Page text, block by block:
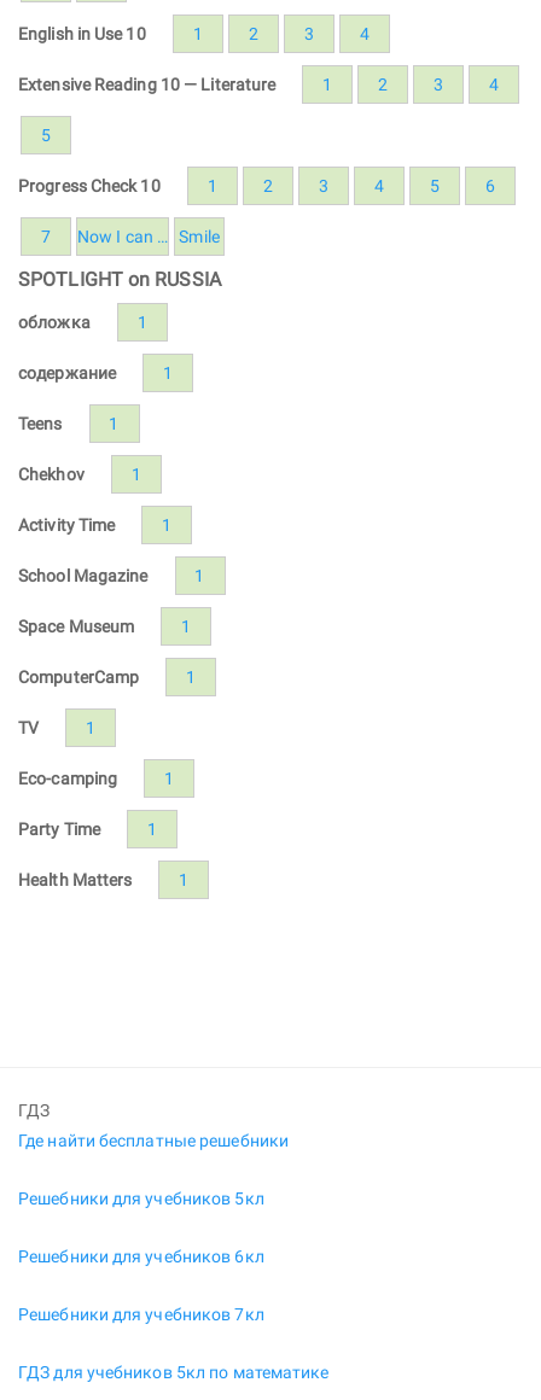
English in Use 10 1 2 3 4
Extensive Reading 10 — Literature 1 2 3 4
5
Progress Check 10 1 2 3 4 5 6
7 Now I can … Smile
SPOTLIGHT on RUSSIA
обложка 1
содержание 1
Teens 1
Chekhov 1
Activity Time 1
School Magazine 1
Space Museum 1
ComputerCamp 1
TV 1
Eco-camping 1
Party Time 1
Health Matters 1
ГДЗ
Где найти бесплатные решебники
Решебники для учебников 5кл
Решебники для учебников 6кл
Решебники для учебников 7кл
ГДЗ для учебников 5кл по математике